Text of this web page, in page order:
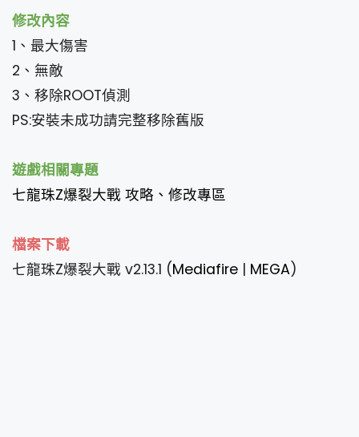
修改內容
1、最大傷害
2、無敵
3、移除ROOT偵測
PS:安裝未成功請完整移除舊版
遊戲相關專題
七龍珠Z爆裂大戰 攻略、修改專區
檔案下載
七龍珠Z爆裂大戰 v2.13.1 (Mediafire | MEGA)